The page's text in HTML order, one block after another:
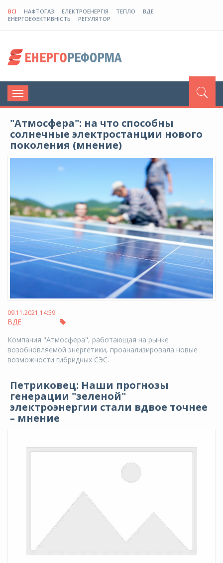
ВСІ НАФТОГАЗ ЕЛЕКТРОЕНЕРГІЯ ТЕПЛО
ВДЕ
ЕНЕРГОЕФЕКТИВНІСТЬ
РЕГУЛЯТОР
Toggle
navigation
"Атмосфера": на что способны
солнечные электростанции нового
поколения (мнение)
09.11.2021 14:59
ВДЕ
Компания "Атмосфера", работающая на рынке
возобновляемой энергетики, проанализировала новые
возможности гибридных СЭС.
Петриковец: Наши прогнозы
генерации "зеленой"
электроэнергии стали вдвое точнее
– мнение